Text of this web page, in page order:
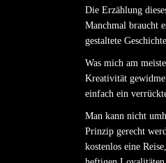
Die Erzählung
Manchmal braucht
gestaltete
Was mich am
Kreativität
einfach ein
Man kann nicht
Prinzip gerecht
kostenlos eine